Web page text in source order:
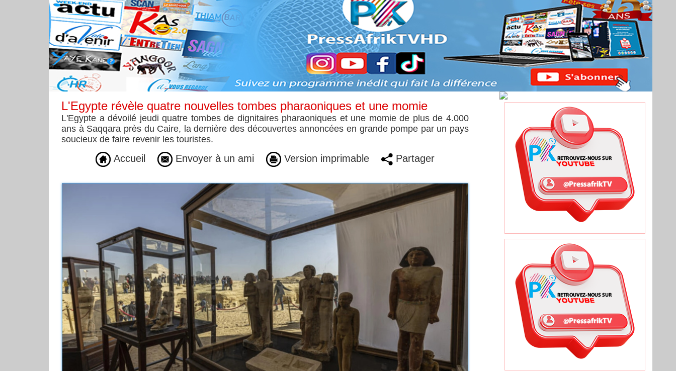
L'Egypte révèle quatre nouvelles tombes pharaoniques et une momie
L'Egypte a dévoilé jeudi quatre tombes de dignitaires pharaoniques et une momie de plus de 4.000
ans à Saqqara près du Caire, la dernière des découvertes annoncées en grande pompe par un pays
soucieux de faire revenir les touristes.
Accueil Envoyer à un ami Version imprimable Partager